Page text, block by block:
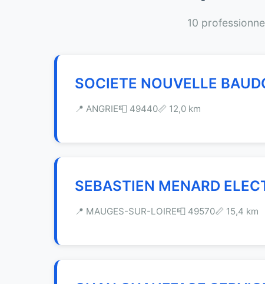
10
SOCIETE NOUVELLE
📍 ANGRIE📮 49440📏 12,0 km
SEBASTIEN MENARD
📍 MAUGES-SUR-LOIRE📮 49570📏 15,4 km